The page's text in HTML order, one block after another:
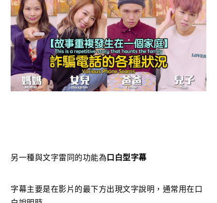
另一種與文字雷同的功能為口白型字幕
字幕主要是在影片的最下方出現文字說明，通常用在口